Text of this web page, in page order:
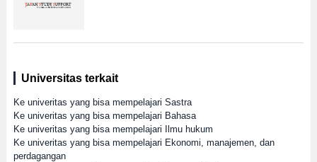
Universitas terkait
Ke univeritas yang bisa mempelajari Sastra
Ke univeritas yang bisa mempelajari Bahasa
Ke univeritas yang bisa mempelajari Ilmu hukum
Ke univeritas yang bisa mempelajari Ekonomi, manajemen, dan
perdagangan